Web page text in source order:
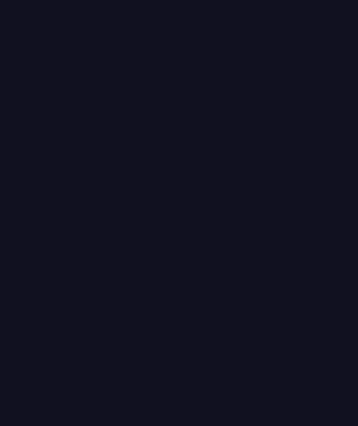
salud, retail, energía y más. Las organizaciones
comprendí que dominar esta área significaba:
tiempo real.
cursos de Big Data?